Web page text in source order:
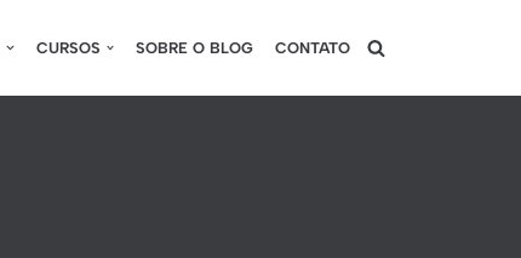
CURSOS SOBRE O BLOG CONTATO